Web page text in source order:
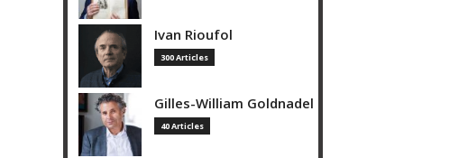
Ivan Rioufol
300 Articles
Gilles-William Goldnadel
40 Articles